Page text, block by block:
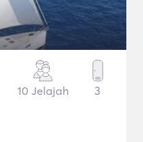
10 Jelajah 3